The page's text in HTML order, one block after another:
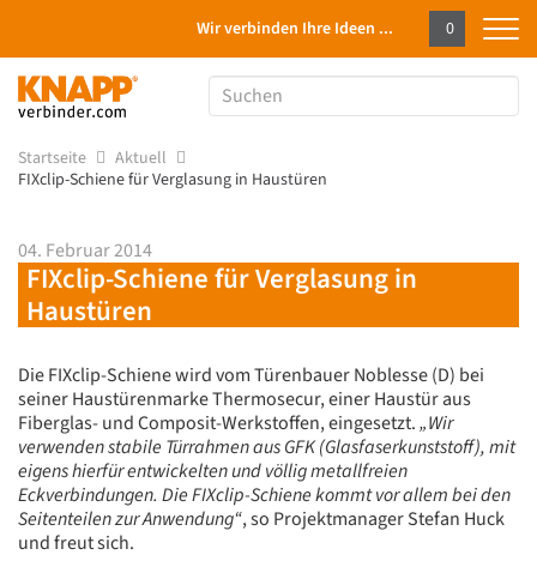
Wir verbinden Ihre Ideen ... 0
Startseite
Aktuell
FIXclip-Schiene für Verglasung in Haustüren
04. Februar 2014
FIXclip-Schiene für Verglasung in
Haustüren
Die FIXclip-Schiene wird vom Türenbauer Noblesse (D) bei
seiner Haustürenmarke Thermosecur, einer Haustür aus
Fiberglas- und Composit-Werkstoffen, eingesetzt.„Wir
verwenden stabile Türrahmen aus GFK (Glasfaserkunststoff), mit
eigens hierfür entwickelten und völlig metallfreien
Eckverbindungen. Die FIXclip-Schiene kommt vor allem bei den
Seitenteilen zur Anwendung“, so Projektmanager Stefan Huck
und freut sich.